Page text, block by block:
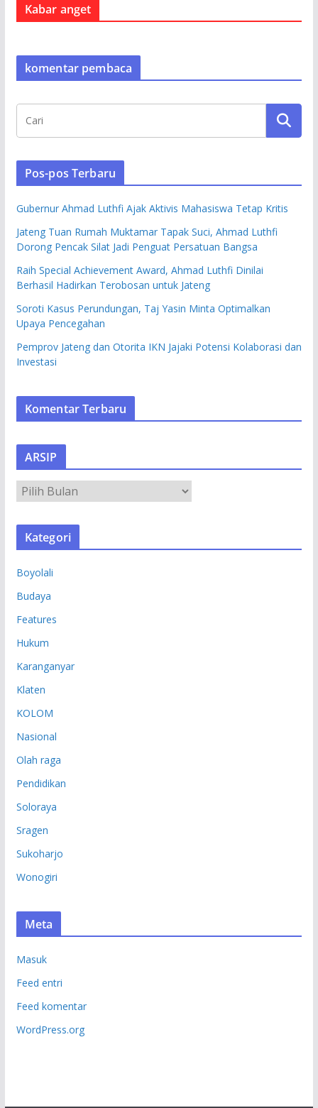
Kabar anget
komentar pembaca
Pos-pos Terbaru
Gubernur Ahmad Luthfi Ajak Aktivis Mahasiswa Tetap Kritis
Jateng Tuan Rumah Muktamar Tapak Suci, Ahmad Luthfi
Dorong Pencak Silat Jadi Penguat Persatuan Bangsa
Raih Special Achievement Award, Ahmad Luthfi Dinilai
Berhasil Hadirkan Terobosan untuk Jateng
Soroti Kasus Perundungan, Taj Yasin Minta Optimalkan
Upaya Pencegahan
Pemprov Jateng dan Otorita IKN Jajaki Potensi Kolaborasi dan
Investasi
Komentar Terbaru
ARSIP
R
S
Kategori
Boyolali
Budaya
Features
Hukum
Karanganyar
Klaten
KOLOM
Nasional
Olah raga
Pendidikan
Soloraya
Sragen
Sukoharjo
Wonogiri
Meta
Masuk
Feed entri
Feed komentar
WordPress.org